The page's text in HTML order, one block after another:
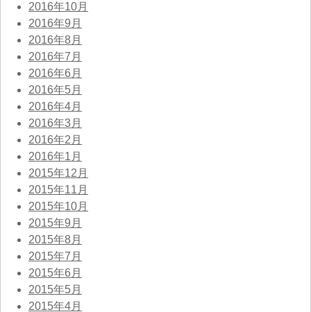
2016年10月
2016年9月
2016年8月
2016年7月
2016年6月
2016年5月
2016年4月
2016年3月
2016年2月
2016年1月
2015年12月
2015年11月
2015年10月
2015年9月
2015年8月
2015年7月
2015年6月
2015年5月
2015年4月